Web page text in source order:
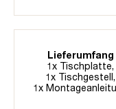
Lieferumfang
1x Tischplatte,
1x Tischgestell,
1x